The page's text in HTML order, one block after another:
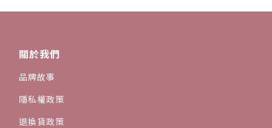
關於我們
品牌故事
隱私權政策
退換貨政策